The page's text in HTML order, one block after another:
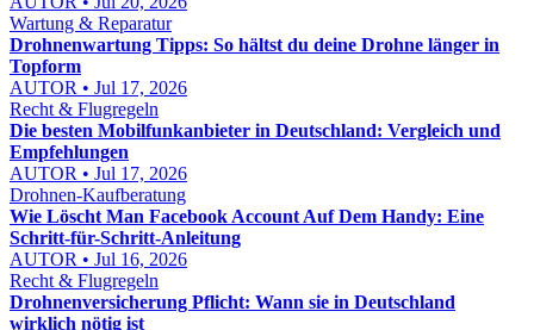
Wartung & Reparatur
Drohnenwartung Tipps: So hältst du deine Drohne länger in
Topform
AUTOR • Jul 17, 2026
Recht & Flugregeln
Die besten Mobilfunkanbieter in Deutschland: Vergleich und
Empfehlungen
AUTOR • Jul 17, 2026
Drohnen-Kaufberatung
Wie Löscht Man Facebook Account Auf Dem Handy: Eine
Schritt-für-Schritt-Anleitung
AUTOR • Jul 16, 2026
Recht & Flugregeln
Drohnenversicherung Pflicht: Wann sie in Deutschland
wirklich nötig ist